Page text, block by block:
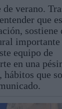
verano.
que
sostiene
importante
equipo de
en una
que